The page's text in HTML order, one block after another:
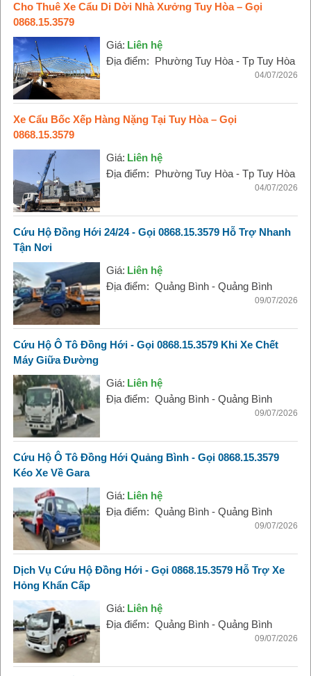
Cho Thuê Xe Cẩu Di Dời Nhà Xưởng Tuy Hòa – Gọi
0868.15.3579
Giá: Liên hệ
Địa điểm: Phường Tuy Hòa - Tp Tuy Hòa
04/07/2026
Xe Cẩu Bốc Xếp Hàng Nặng Tại Tuy Hòa – Gọi
0868.15.3579
Giá: Liên hệ
Địa điểm: Phường Tuy Hòa - Tp Tuy Hòa
04/07/2026
Cứu Hộ Đồng Hới 24/24 - Gọi 0868.15.3579 Hỗ Trợ Nhanh
Tận Nơi
Giá: Liên hệ
Địa điểm: Quảng Bình - Quảng Bình
09/07/2026
Cứu Hộ Ô Tô Đồng Hới - Gọi 0868.15.3579 Khi Xe Chết
Máy Giữa Đường
Giá: Liên hệ
Địa điểm: Quảng Bình - Quảng Bình
09/07/2026
Cứu Hộ Ô Tô Đồng Hới Quảng Bình - Gọi 0868.15.3579
Kéo Xe Về Gara
Giá: Liên hệ
Địa điểm: Quảng Bình - Quảng Bình
09/07/2026
Dịch Vụ Cứu Hộ Đồng Hới - Gọi 0868.15.3579 Hỗ Trợ Xe
Hỏng Khẩn Cấp
Giá: Liên hệ
Địa điểm: Quảng Bình - Quảng Bình
09/07/2026